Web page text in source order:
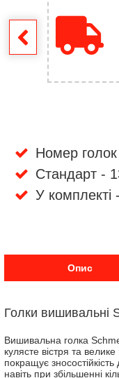
Номер
Стандарт -
У комплекті
Опис
Голки вишивальні
Вишивальна голка
кулясте вістря та
покращує
навіть при збільшенні